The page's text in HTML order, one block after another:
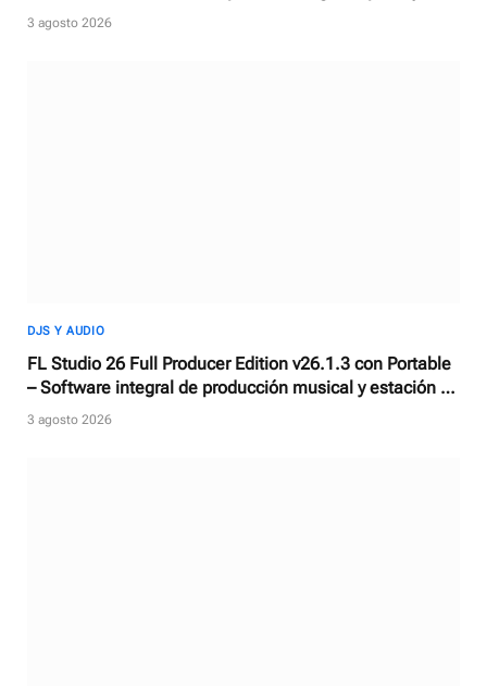
actualizar controladores
3 agosto 2026
DJS Y AUDIO
FL Studio 26 Full Producer Edition v26.1.3 con Portable
– Software integral de producción musical y estación de
trabajo de audio digital
3 agosto 2026